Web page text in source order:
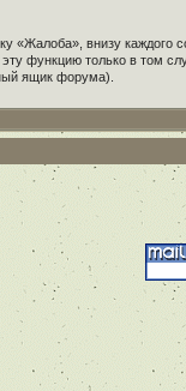
«Жалоба», внизу
функцию только в том
ящик форума).